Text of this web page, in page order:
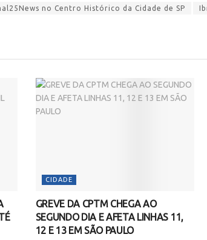
no Centro Histórico da Cidade de SP
CIDADE
GREVE DA CPTM CHEGA AO
SEGUNDO DIA E AFETA LINHAS 11,
12 E 13 EM SÃO PAULO